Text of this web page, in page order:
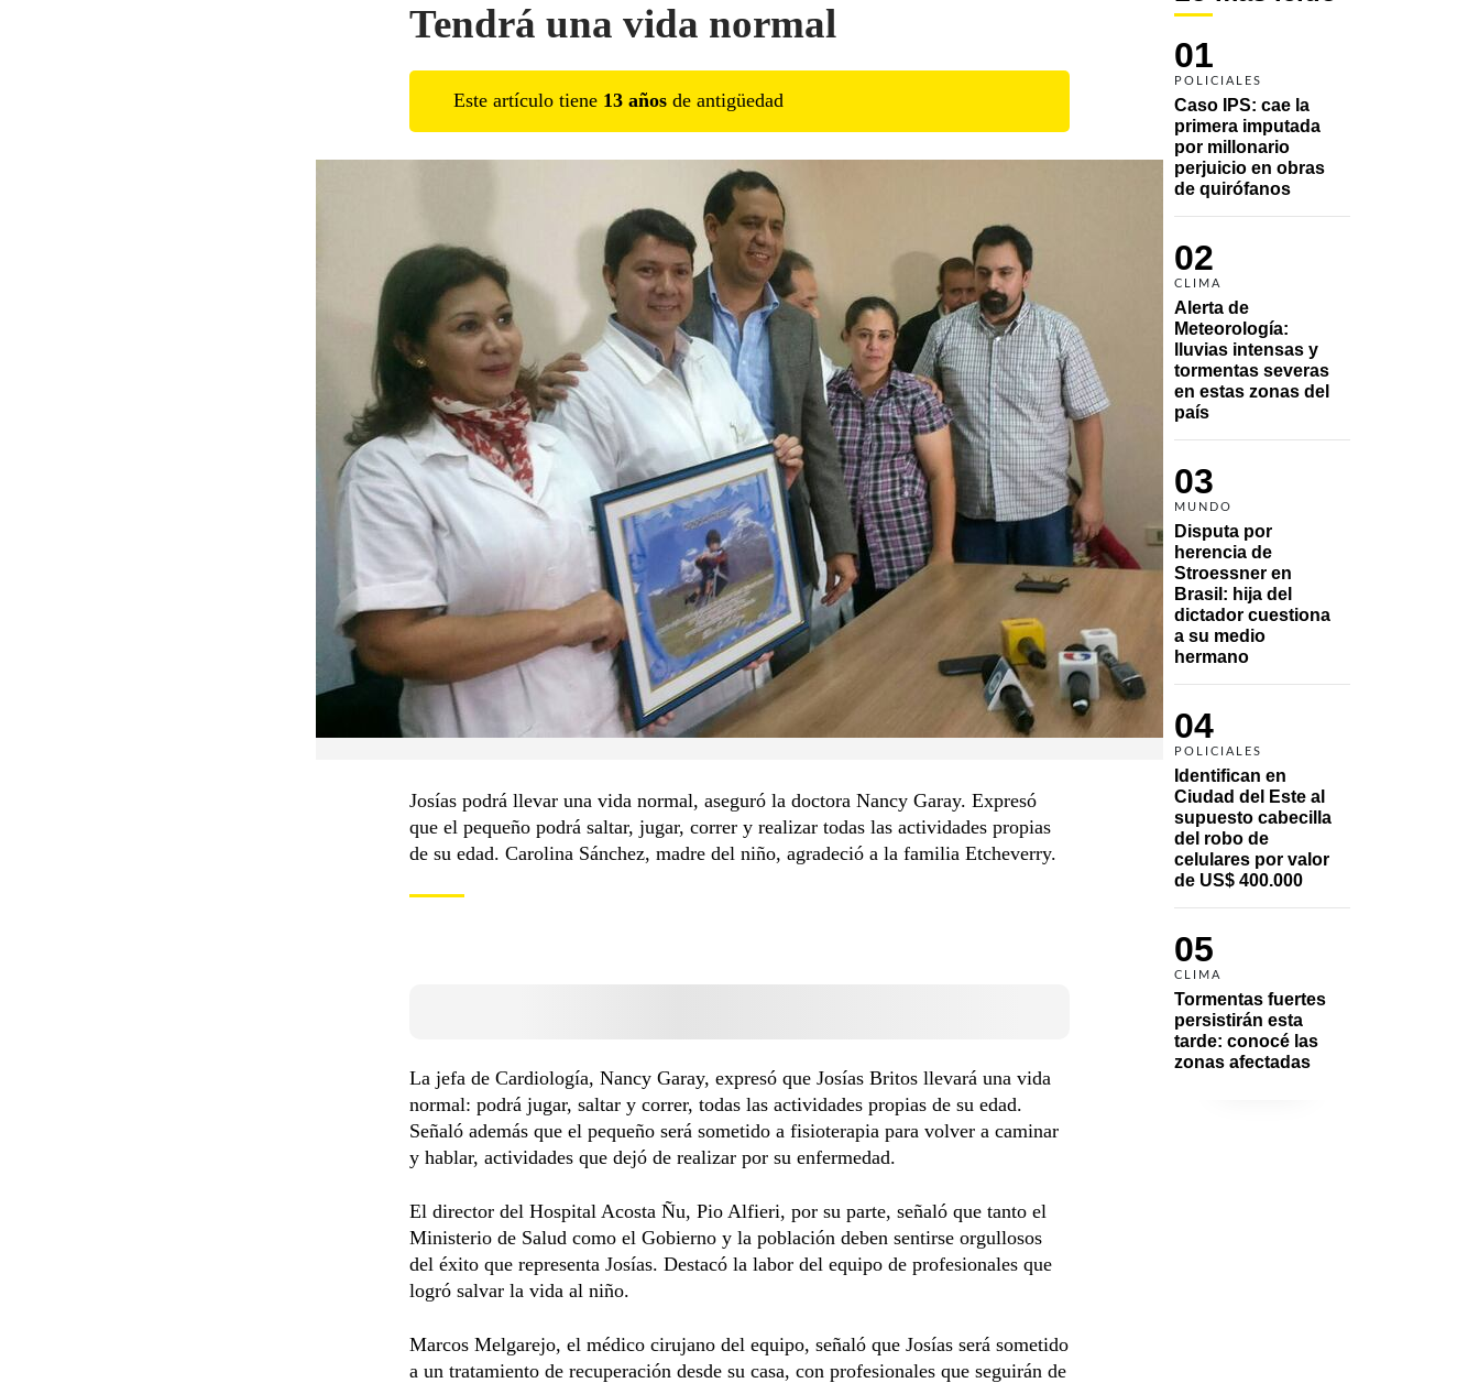
01
POLICIALES
Caso IPS: cae la
primera imputada
por millonario
perjuicio en obras
de quirófanos
02
CLIMA
Alerta de
Meteorología:
lluvias intensas y
tormentas severas
en estas zonas del
país
03
MUNDO
Disputa por
herencia de
Stroessner en
Brasil: hija del
dictador cuestiona
a su medio
hermano
04
POLICIALES
Identifican en
Ciudad del Este al
supuesto cabecilla
del robo de
celulares por valor
de US$ 400.000
05
CLIMA
Tormentas fuertes
persistirán esta
tarde: conocé las
zonas afectadas
Tendrá una vida normal
Este artículo tiene 13 años de antigüedad
Josías podrá llevar una vida normal, aseguró la doctora Nancy Garay. Expresó
que el pequeño podrá saltar, jugar, correr y realizar todas las actividades propias
de su edad. Carolina Sánchez, madre del niño, agradeció a la familia Etcheverry.
La jefa de Cardiología, Nancy Garay, expresó que Josías Britos llevará una vida
normal: podrá jugar, saltar y correr, todas las actividades propias de su edad.
Señaló además que el pequeño será sometido a fisioterapia para volver a caminar
y hablar, actividades que dejó de realizar por su enfermedad.
El director del Hospital Acosta Ñu, Pio Alfieri, por su parte, señaló que tanto el
Ministerio de Salud como el Gobierno y la población deben sentirse orgullosos
del éxito que representa Josías. Destacó la labor del equipo de profesionales que
logró salvar la vida al niño.
Marcos Melgarejo, el médico cirujano del equipo, señaló que Josías será sometido
a un tratamiento de recuperación desde su casa, con profesionales que seguirán de